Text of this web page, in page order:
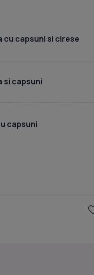
cu capsuni si cirese
si capsuni
capsuni